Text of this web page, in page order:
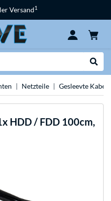
Versand1
Netzteile Gesleevte Kabel
HDD / FDD 100cm,